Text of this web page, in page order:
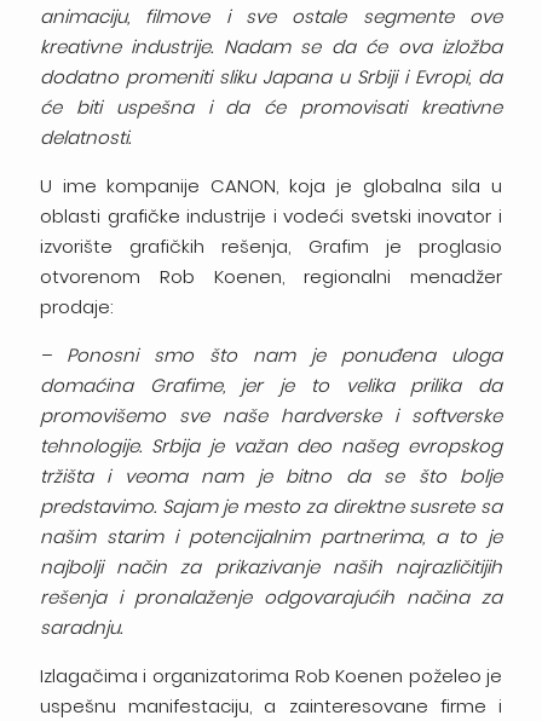
animaciju, filmove i sve ostale segmente ove
kreativne industrije. Nadam se da će ova izložba
dodatno promeniti sliku Japana u Srbiji i Evropi, da
će biti uspešna i da će promovisati kreativne
delatnosti.
U ime kompanije CANON, koja je globalna sila u
oblasti grafičke industrije i vodeći svetski inovator i
izvorište grafičkih rešenja, Grafim je proglasio
otvorenom Rob Koenen, regionalni menadžer
prodaje:
– Ponosni smo što nam je ponuđena uloga
domaćina Grafime, jer je to velika prilika da
promovišemo sve naše hardverske i softverske
tehnologije. Srbija je važan deo našeg evropskog
tržišta i veoma nam je bitno da se što bolje
predstavimo. Sajam je mesto za direktne susrete sa
našim starim i potencijalnim partnerima, a to je
najbolji način za prikazivanje naših najrazličitijih
rešenja i pronalaženje odgovarajućih načina za
saradnju.
Izlagačima i organizatorima Rob Koenen poželeo je
uspešnu manifestaciju, a zainteresovane firme i